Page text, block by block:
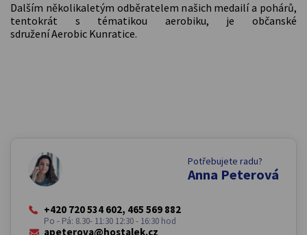
Dalším několikaletým odběratelem našich medailí a pohárů,
tentokrát s tématikou aerobiku, je občanské
sdružení Aerobic Kunratice.
Potřebujete radu?
Anna Peterová
+420 720 534 602, 465 569 882
Po - Pá: 8.30- 11:30 12:30 - 16:30 hod
apeterova@hostalek.cz